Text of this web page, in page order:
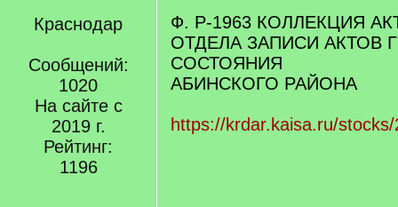
Краснодар
Сообщений:
1020
На сайте с
2019 г.
Рейтинг:
1196
Ф. Р-1963 КОЛЛЕКЦИЯ
ОТДЕЛА ЗАПИСИ АКТОВ
СОСТОЯНИЯ
АБИНСКОГО РАЙОНА
https://krdar.kaisa.ru/